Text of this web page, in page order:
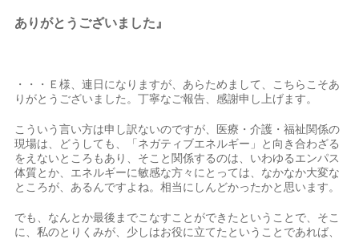
ありがとうございました』
・・・Ｅ様、連日になりますが、あらためまして、こちらこそあ
りがとうございました。丁寧なご報告、感謝申し上げます。
こういう言い方は申し訳ないのですが、医療・介護・福祉関係の
現場は、どうしても、「ネガティブエネルギー」と向き合わざる
をえないところもあり、そこと関係するのは、いわゆるエンパス
体質とか、エネルギーに敏感な方々にとっては、なかなか大変な
ところが、あるんですよね。相当にしんどかったかと思います。
でも、なんとか最後までこなすことができたということで、そこ
に、私のとりくみが、少しはお役に立てたということであれば、